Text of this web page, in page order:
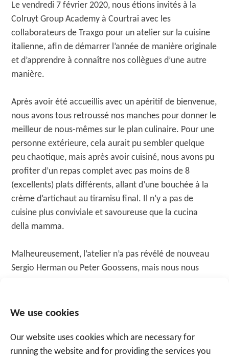
We use cookies
Our website uses cookies which are necessary for
running the website and for providing the services you
Le vendredi 7 février 2020, nous étions invités à la
Colruyt Group Academy à Courtrai avec les
collaborateurs de Traxgo pour un atelier sur la cuisine
italienne, afin de démarrer l’année de manière originale
et d’apprendre à connaître nos collègues d’une autre
manière.
Après avoir été accueillis avec un apéritif de bienvenue,
nous avons tous retroussé nos manches pour donner le
meilleur de nous-mêmes sur le plan culinaire. Pour une
personne extérieure, cela aurait pu sembler quelque
peu chaotique, mais après avoir cuisiné, nous avons pu
profiter d’un repas complet avec pas moins de 8
(excellents) plats différents, allant d’une bouchée à la
crème d’artichaut au tiramisu final. Il n’y a pas de
cuisine plus conviviale et savoureuse que la cucina
della mamma.
Malheureusement, l’atelier n’a pas révélé de nouveau
Sergio Herman ou Peter Goossens, mais nous nous
DÉCOUVREZ LES PHOTOS